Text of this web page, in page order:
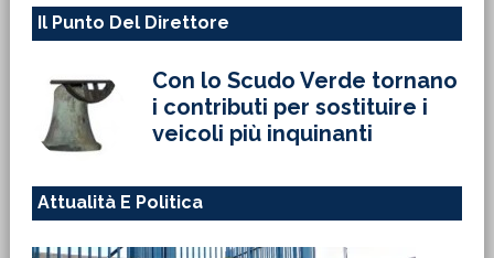
Il Punto Del Direttore
Con lo Scudo Verde tornano
i contributi per sostituire i
veicoli più inquinanti
Attualità E Politica